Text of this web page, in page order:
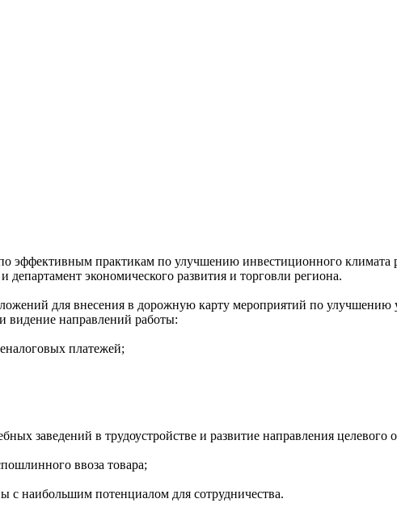
эффективным практикам по улучшению инвестиционного
экономического развития и торговли региона.
для внесения в дорожную карту мероприятий по улучшению
направлений работы:
платежей;
заведений в трудоустройстве и развитие направления целевого
ввоза товара;
с наибольшим потенциалом для сотрудничества.